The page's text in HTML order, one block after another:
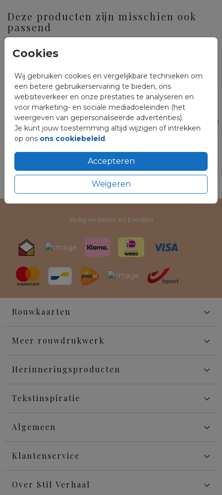
Cookies
Wij gebruiken cookies en vergelijkbare technieken om
een betere gebruikerservaring te bieden, ons
websiteverkeer en onze prestaties te analyseren en
voor marketing- en sociale mediadoeleinden (het
weergeven van gepersonaliseerde advertenties).
Je kunt jouw toestemming altijd wijzigen of intrekken
op ons ons cookiebeleid.
Accepteren
Weigeren
Deze producten zijn misschien ook
passend
Veilig winkelen en betalen
Rouwkaarten
Meer rouwdrukwerk
Herinneringsproducten
Tekstinspiratie
Algemeen
Klantenservice
Over Stil Verhaal